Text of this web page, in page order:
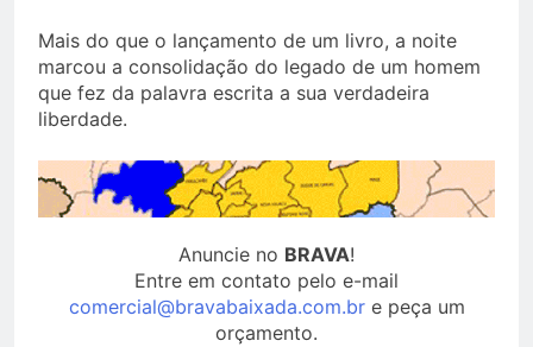
Mais do que o lançamento de um livro, a noite
marcou a consolidação do legado de um homem
que fez da palavra escrita a sua verdadeira
liberdade.
Anuncie no BRAVA!
Entre em contato pelo e-mail
comercial@bravabaixada.com.bre peça um
orçamento.